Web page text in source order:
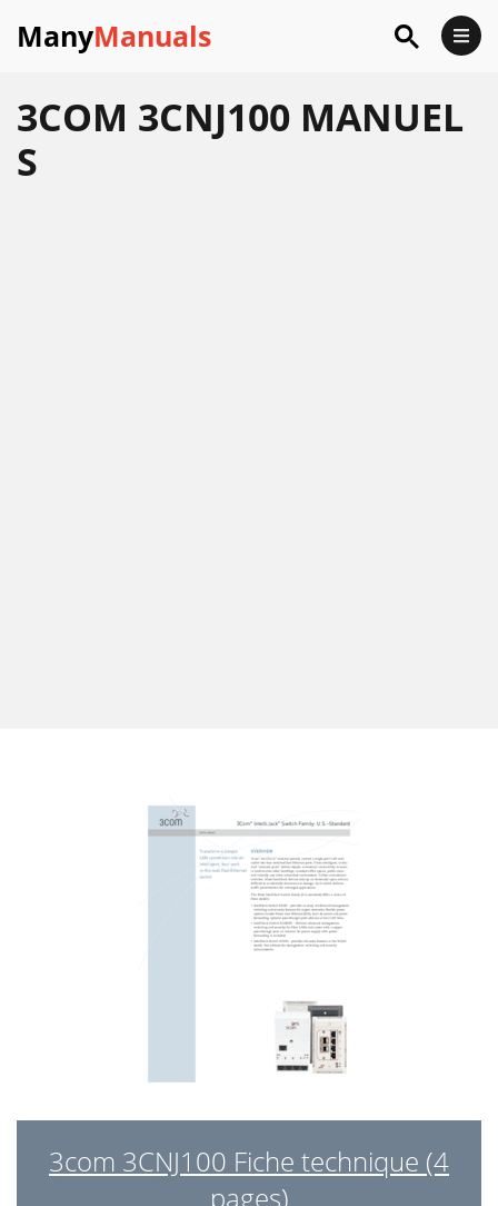
ManyManuals
3COM 3CNJ100 MANUEL
S
3com 3CNJ100 Fiche technique (4
pages)